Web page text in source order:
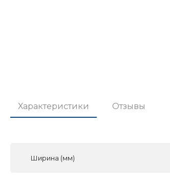
Характеристики Отзывы
Ширина (мм)